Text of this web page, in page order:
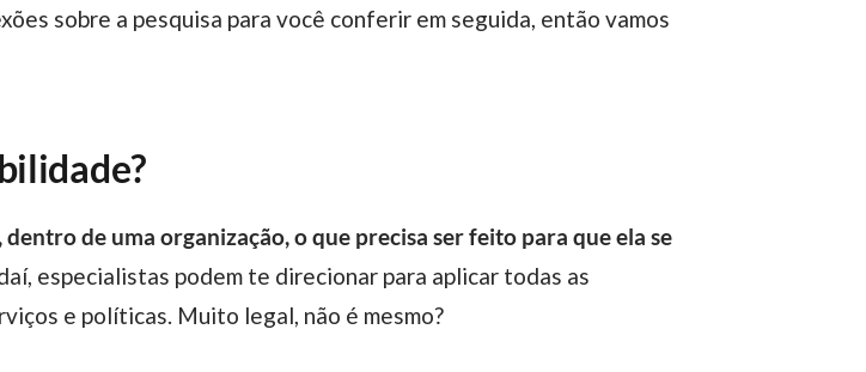
de uma organização, o que precisa ser feito para que ela se
especialistas podem te direcionar para aplicar todas as
e políticas. Muito legal, não é mesmo?